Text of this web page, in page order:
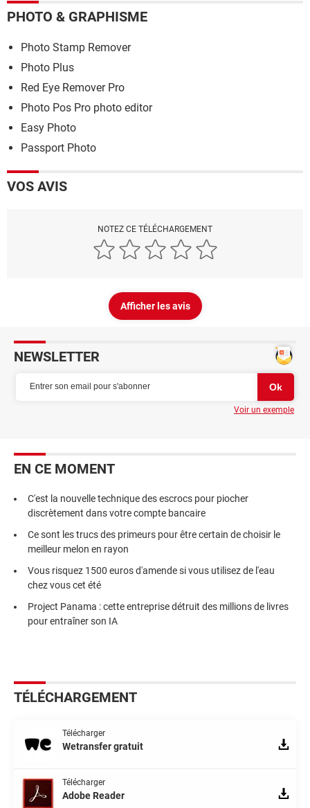
PHOTO & GRAPHISME
Photo Stamp Remover
Photo Plus
Red Eye Remover Pro
Photo Pos Pro photo editor
Easy Photo
Passport Photo
VOS AVIS
NOTEZ CE TÉLÉCHARGEMENT
Afficher les avis
NEWSLETTER
Voir un exemple
EN CE MOMENT
C'est la nouvelle technique des escrocs pour piocher
discrètement dans votre compte bancaire
Ce sont les trucs des primeurs pour être certain de choisir le
meilleur melon en rayon
Vous risquez 1500 euros d'amende si vous utilisez de l'eau
chez vous cet été
Project Panama : cette entreprise détruit des millions de livres
pour entraîner son IA
TÉLÉCHARGEMENT
Télécharger
Wetransfer gratuit
Télécharger
Adobe Reader